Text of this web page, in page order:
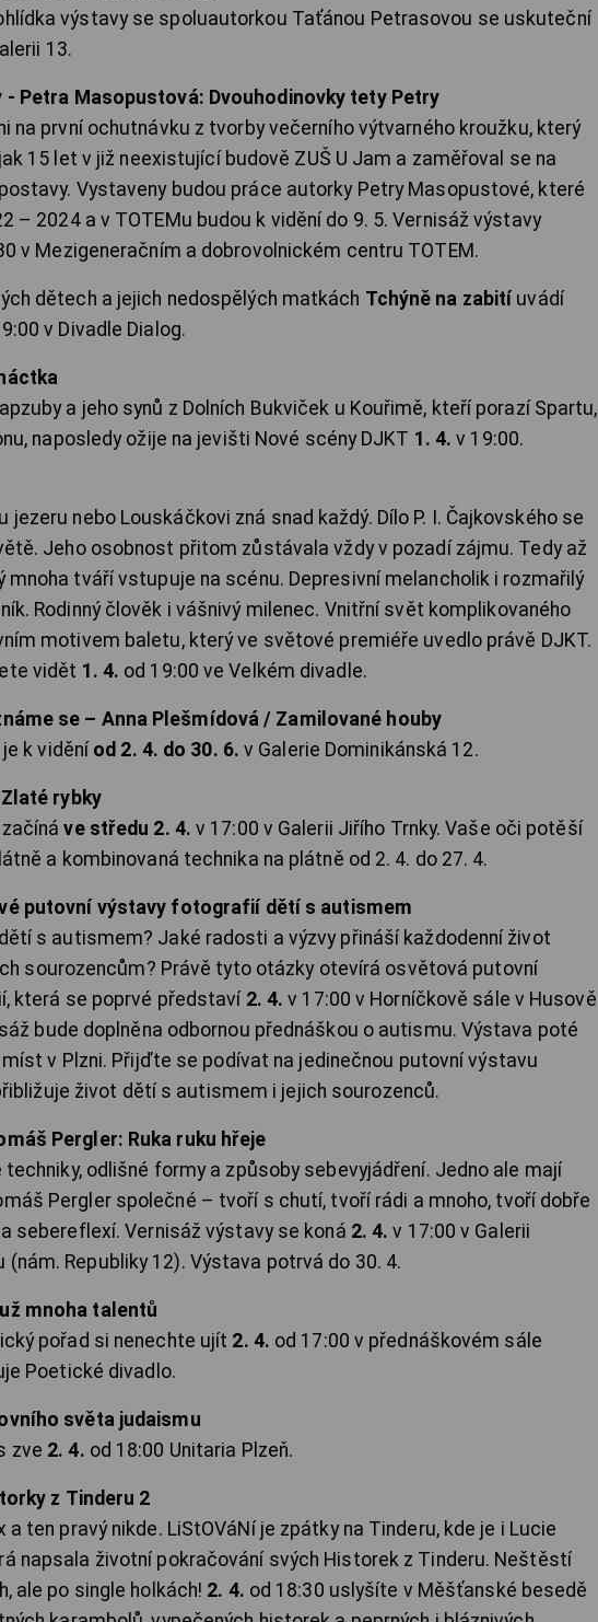
výstavy se spoluautorkou Taťánou Petrasovou se uskuteční
13.
- Petra Masopustová: Dvouhodinovky tety Petry
na první ochutnávku z tvorby večerního výtvarného kroužku, který
15 let v již neexistující budově ZUŠ U Jam a zaměřoval se na
Vystaveny budou práce autorky Petry Masopustové, které
– 2024 a v TOTEMu budou k vidění do 9. 5. Vernisáž výstavy
v Mezigeneračním a dobrovolnickém centru TOTEM.
dětech a jejich nedospělých matkách Tchýně na zabití uvádí
v Divadle Dialog.
a jeho synů z Dolních Bukviček u Kouřimě, kteří porazí Spartu,
naposledy ožije na jevišti Nové scény DJKT 1. 4. v 19:00.
jezeru nebo Louskáčkovi zná snad každý. Dílo P. I. Čajkovského se
Jeho osobnost přitom zůstávala vždy v pozadí zájmu. Tedy až
mnoha tváří vstupuje na scénu. Depresivní melancholik i rozmařilý
Rodinný člověk i vášnivý milenec. Vnitřní svět komplikovaného
motivem baletu, který ve světové premiéře uvedlo právě DJKT.
vidět 1. 4. od 19:00 ve Velkém divadle.
se – Anna Plešmídová / Zamilované houby
k vidění od 2. 4. do 30. 6. v Galerie Dominikánská 12.
rybky
začínáve středu 2. 4. v 17:00 v Galerii Jiřího Trnky. Vaše oči potěší
a kombinovaná technika na plátně od 2. 4. do 27. 4.
putovní výstavy fotografií dětí s autismem
s autismem? Jaké radosti a výzvy přináší každodenní život
sourozencům? Právě tyto otázky otevírá osvětová putovní
která se poprvé představí 2. 4. v 17:00 v Horníčkově sále v Husově
bude doplněna odbornou přednáškou o autismu. Výstava poté
v Plzni. Přijďte se podívat na jedinečnou putovní výstavu
život dětí s autismem i jejich sourozenců.
Pergler: Ruka ruku hřeje
techniky, odlišné formy a způsoby sebevyjádření. Jedno ale mají
Pergler společné – tvoří s chutí, tvoří rádi a mnoho, tvoří dobře
sebereflexí. Vernisáž výstavy se koná 2. 4. v 17:00 v Galerii
(nám. Republiky 12). Výstava potrvá do 30. 4.
mnoha talentů
pořad si nenechte ujít 2. 4. od 17:00 v přednáškovém sále
Poetické divadlo.
světa judaismu
zve 2. 4. od 18:00 Unitaria Plzeň.
z Tinderu 2
a ten pravý nikde. LiStOVáNí je zpátky na Tinderu, kde je i Lucie
napsala životní pokračování svých Historek z Tinderu. Neštěstí
ale po single holkách! 2. 4. od 18:30 uslyšíte v Měšťanské besedě